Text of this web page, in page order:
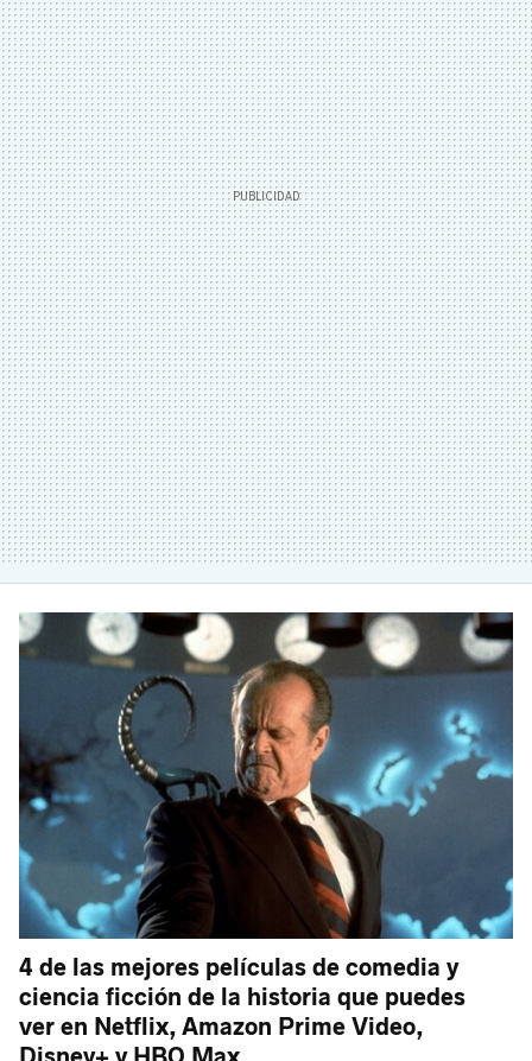
4 de las mejores películas de comedia y
ciencia ficción de la historia que puedes
ver en Netflix, Amazon Prime Video,